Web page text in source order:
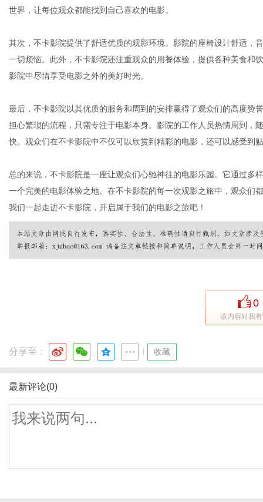
世界，让每位观众都能找到自己喜欢的电影。
其次，不卡影院提供了舒适优质的观影环境。影院的座椅设计舒适，
一切烦恼。此外，不卡影院还注重观众的用餐体验，提供各种美食和
影院中尽情享受电影之外的美好时光。
最后，不卡影院以其优质的服务和周到的安排赢得了观众们的高度赞
担心繁琐的流程，只需专注于电影本身。影院的工作人员热情周到，
快。观众们在不卡影院中不仅可以欣赏到精彩的电影，还可以感受到
总的来说，不卡影院是一座让观众们心驰神往的电影乐园。它通过多
一个完美的电影体验之地。在不卡影院的每一次观影之旅中，观众们
我们一起走进不卡影院，开启属于我们的电影之旅吧！
0
该内容对我
分享至： 收藏
最新评论(0)